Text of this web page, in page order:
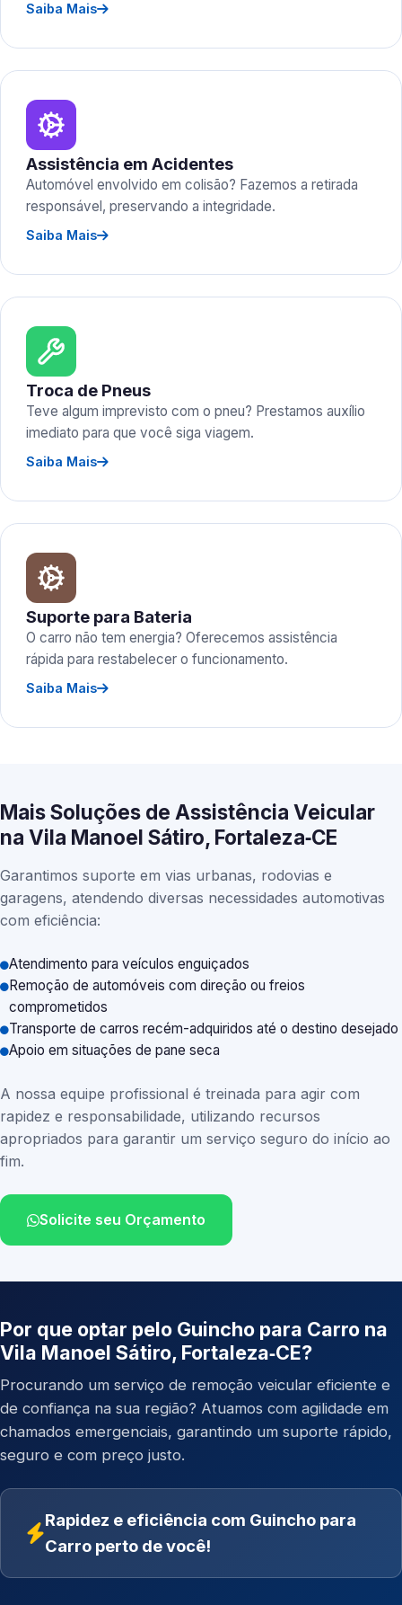
Saiba Mais
Assistência em Acidentes
Automóvel envolvido em colisão? Fazemos a retirada
responsável, preservando a integridade.
Saiba Mais
Troca de Pneus
Teve algum imprevisto com o pneu? Prestamos auxílio
imediato para que você siga viagem.
Saiba Mais
Suporte para Bateria
O carro não tem energia? Oferecemos assistência
rápida para restabelecer o funcionamento.
Saiba Mais
Mais Soluções de Assistência Veicular
na Vila Manoel Sátiro, Fortaleza‑CE
Garantimos suporte em vias urbanas, rodovias e
garagens, atendendo diversas necessidades automotivas
com eficiência:
Atendimento para veículos enguiçados
Remoção de automóveis com direção ou freios
comprometidos
Transporte de carros recém-adquiridos até o destino desejado
Apoio em situações de pane seca
A nossa equipe profissional é treinada para agir com
rapidez e responsabilidade, utilizando recursos
apropriados para garantir um serviço seguro do início ao
fim.
Solicite seu Orçamento
Por que optar pelo Guincho para Carro na
Vila Manoel Sátiro, Fortaleza‑CE?
Procurando um serviço de remoção veicular eficiente e
de confiança na sua região? Atuamos com agilidade em
chamados emergenciais, garantindo um suporte rápido,
seguro e com preço justo.
Rapidez e eficiência com Guincho para
Carro perto de você!